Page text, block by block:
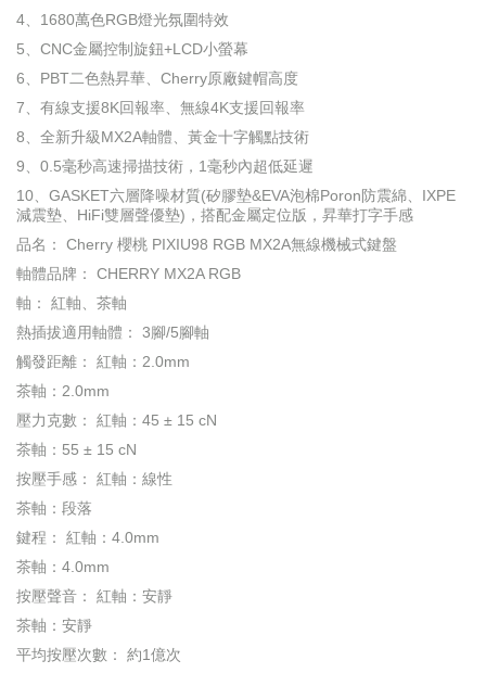
4、1680萬色RGB燈光氛圍特效
5、CNC金屬控制旋鈕+LCD小螢幕
6、PBT二色熱昇華、Cherry原廠鍵帽高度
7、有線支援8K回報率、無線4K支援回報率
8、全新升級MX2A軸體、黃金十字觸點技術
9、0.5毫秒高速掃描技術，1毫秒內超低延遲
10、GASKET六層降噪材質(矽膠墊&EVA泡棉Poron防震綿、IXPE
減震墊、HiFi雙層聲優墊)，搭配金屬定位版，昇華打字手感
品名： Cherry 櫻桃 PIXIU98 RGB MX2A無線機械式鍵盤
軸體品牌： CHERRY MX2A RGB
軸： 紅軸、茶軸
熱插拔適用軸體： 3腳/5腳軸
觸發距離： 紅軸：2.0mm
茶軸：2.0mm
壓力克數： 紅軸：45 ± 15 cN
茶軸：55 ± 15 cN
按壓手感： 紅軸：線性
茶軸：段落
鍵程： 紅軸：4.0mm
茶軸：4.0mm
按壓聲音： 紅軸：安靜
茶軸：安靜
平均按壓次數： 約1億次